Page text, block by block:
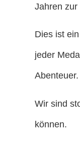
Jahren zur
Dies ist
jeder
Abenteuer.
Wir sind
können.